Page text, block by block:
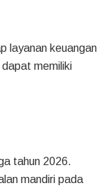
layanan keuangan
memiliki
tahun 2026.
mandiri pada